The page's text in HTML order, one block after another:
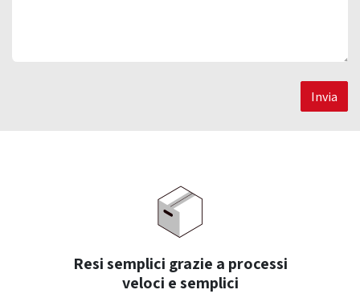
Invia
Resi semplici grazie a processi
veloci e semplici